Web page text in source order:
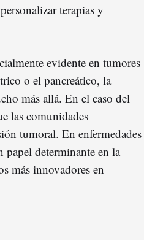
terapias y
evidente en tumores
o el pancreático, la
más allá. En el caso del
las comunidades
tumoral. En enfermedades
determinante en la
más innovadores en